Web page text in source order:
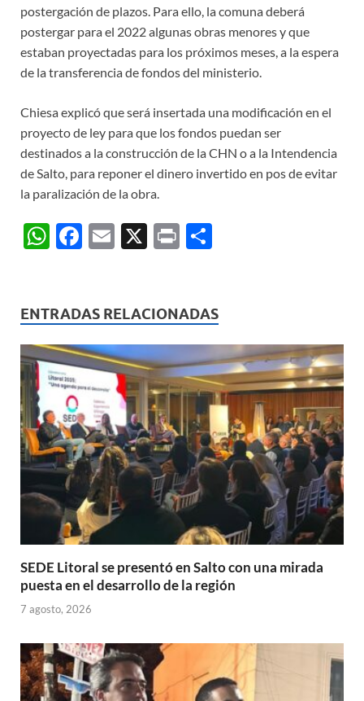
postergación de plazos. Para ello, la comuna deberá
postergar para el 2022 algunas obras menores y que
estaban proyectadas para los próximos meses, a la espera
de la transferencia de fondos del ministerio.
Chiesa explicó que será insertada una modificación en el
proyecto de ley para que los fondos puedan ser
destinados a la construcción de la CHN o a la Intendencia
de Salto, para reponer el dinero invertido en pos de evitar
la paralización de la obra.
W
s
A
p
p
F
b
o
o
k
E
X
P
p
ar
ti
r
ENTRADAS RELACIONADAS
SEDE Litoral se presentó en Salto con una mirada
puesta en el desarrollo de la región
7 agosto, 2026